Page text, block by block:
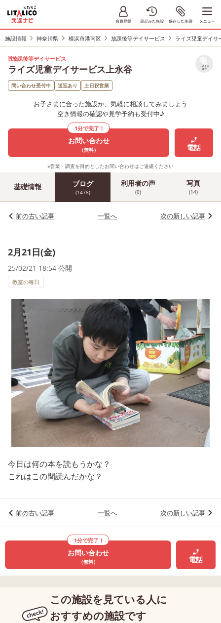
施設情報 神奈川県 横浜市港南区 放課後等デイサービス ライズ児童デイサ
放課後等デイサービス
ライズ児童デイサービス上永谷 リストに
保存
問い合わせ受付中 送迎あり 土日祝営業
お子さまに合った施設か、気軽に相談してみましょう
空き情報の確認や見学予約も受付中♪
1分で完了！
お問い合わせ
（無料） 電話
※営業・調査を目的としたお問い合わせはご遠慮ください
基礎情報 ブログ
(1478)
利用者の声
(0)
写真
(14)
前の古い記事 一覧へ 次の新しい記事
2月21日(金)
25/02/21 18:54 公開
教室の毎日
今日は何の本を読もうかな？
これはこの間読んだかな？
前の古い記事 一覧へ 次の新しい記事
1分で完了！
お問い合わせ
（無料） 電話
この施設を見ている人に
おすすめの施設です